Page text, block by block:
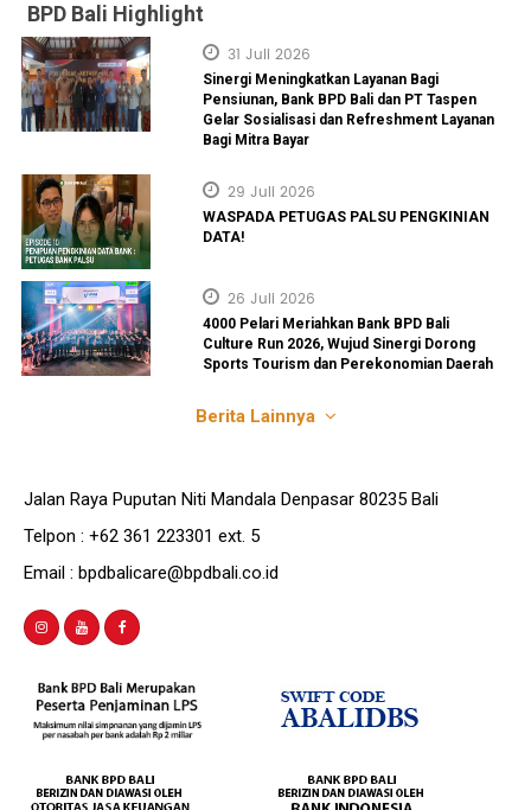
BPD Bali Highlight
31 Juli 2026
Sinergi Meningkatkan Layanan Bagi
Pensiunan, Bank BPD Bali dan PT Taspen
Gelar Sosialisasi dan Refreshment Layanan
Bagi Mitra Bayar
29 Juli 2026
WASPADA PETUGAS PALSU PENGKINIAN
DATA!
26 Juli 2026
4000 Pelari Meriahkan Bank BPD Bali
Culture Run 2026, Wujud Sinergi Dorong
Sports Tourism dan Perekonomian Daerah
Berita Lainnya
Jalan Raya Puputan Niti Mandala Denpasar 80235 Bali
Telpon : +62 361 223301 ext. 5
Email : bpdbalicare@bpdbali.co.id